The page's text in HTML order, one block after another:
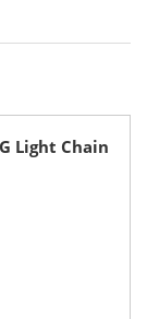
Light Chain